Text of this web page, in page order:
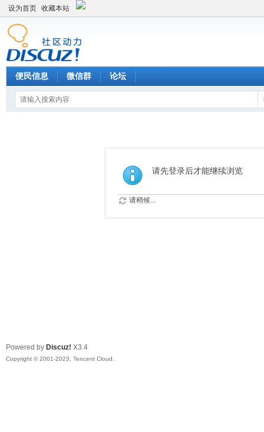
设为首页 收藏本站
便民信息 微信群 论坛
请先登录后才能继续浏览
请稍候...
Powered by Discuz! X3.4
Copyright © 2001-2023, Tencent Cloud.